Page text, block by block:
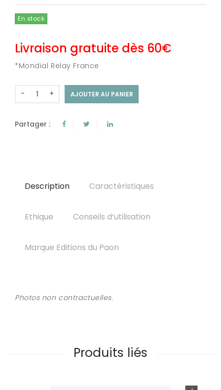
En stock
Livraison gratuite dès 60€
*Mondial Relay France
+
- AJOUTER AU PANIER
Partager :
Description Caractéristiques
Ethique Conseils d‘utilisation
Marque Editions du Paon
Photos non contractuelles.
Produits liés